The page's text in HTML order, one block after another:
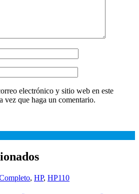
electrónico y sitio web en este
vez que haga un comentario.
, HP, HP110